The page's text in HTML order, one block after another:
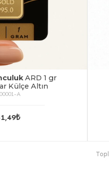
ARD 1 gr
Külçe Altın
A